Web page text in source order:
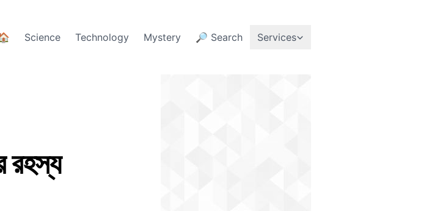
Science Technology Mystery 🔎 Search Services
রহস্য